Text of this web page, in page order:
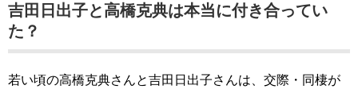
吉田日出子と高橋克典は本当に付き合ってい
た？
若い頃の高橋克典さんと吉田日出子さんは、交際・同棲が